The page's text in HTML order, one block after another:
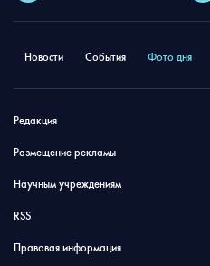
Новости События Фото дня
Редакция
Размещение рекламы
Научным учреждениям
RSS
Правовая информация